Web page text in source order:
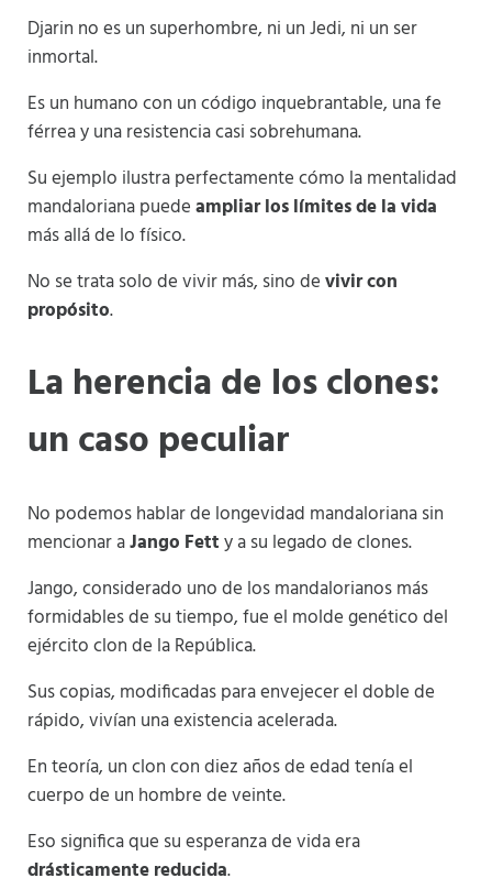
Djarin no es un superhombre, ni un Jedi, ni un ser
inmortal.
Es un humano con un código inquebrantable, una fe
férrea y una resistencia casi sobrehumana.
Su ejemplo ilustra perfectamente cómo la mentalidad
mandaloriana puedeampliar los límites de la vida
más allá de lo físico.
No se trata solo de vivir más, sino devivir con
propósito.
La herencia de los clones:
un caso peculiar
No podemos hablar de longevidad mandaloriana sin
mencionar aJango Fetty a su legado de clones.
Jango, considerado uno de los mandalorianos más
formidables de su tiempo, fue el molde genético del
ejército clon de la República.
Sus copias, modificadas para envejecer el doble de
rápido, vivían una existencia acelerada.
En teoría, un clon con diez años de edad tenía el
cuerpo de un hombre de veinte.
Eso significa que su esperanza de vida era
drásticamente reducida.